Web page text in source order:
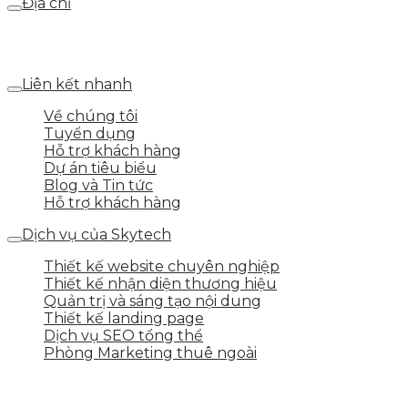
Liên kết nhanh
Về chúng tôi
Tuyển dụng
Hỗ trợ khách hàng
Dự án tiêu biểu
Blog và Tin tức
Hỗ trợ khách hàng
Dịch vụ của Skytech
Thiết kế website chuyên nghiệp
Thiết kế nhận diện thương hiệu
Quản trị và sáng tạo nội dung
Thiết kế landing page
Dịch vụ SEO tổng thể
Phòng Marketing thuê ngoài